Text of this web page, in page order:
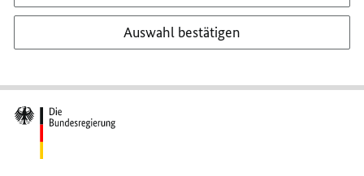
Auswahl bestätigen